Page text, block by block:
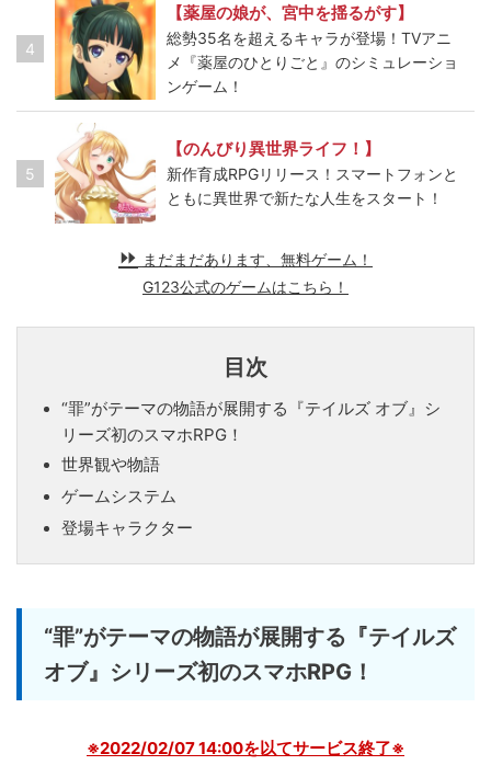
4
【薬屋の娘が、宮中を揺るがす】
総勢35名を超えるキャラが登場！TVアニ
メ『薬屋のひとりごと』のシミュレーショ
ンゲーム！
5
【のんびり異世界ライフ！】
新作育成RPGリリース！スマートフォンと
ともに異世界で新たな人生をスタート！
まだまだあります、無料ゲーム！
G123公式のゲームはこちら！
目次
“罪”がテーマの物語が展開する『テイルズ オブ』シ
リーズ初のスマホRPG！
世界観や物語
ゲームシステム
登場キャラクター
“罪”がテーマの物語が展開する『テイルズ
オブ』シリーズ初のスマホRPG！
※2022/02/07 14:00を以てサービス終了※